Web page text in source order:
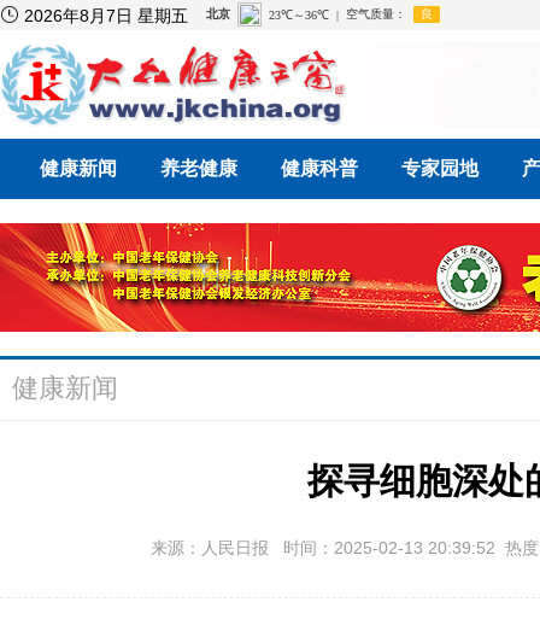
 2026年8月7日 星期五
健康新闻 养老健康 健康科普 专家园地
健康新闻
探寻细胞深处
来源：人民日报 时间：2025-02-13 20:39:52 热